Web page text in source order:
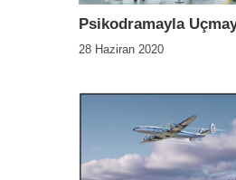
Psikodramayla
28 Haziran 2020